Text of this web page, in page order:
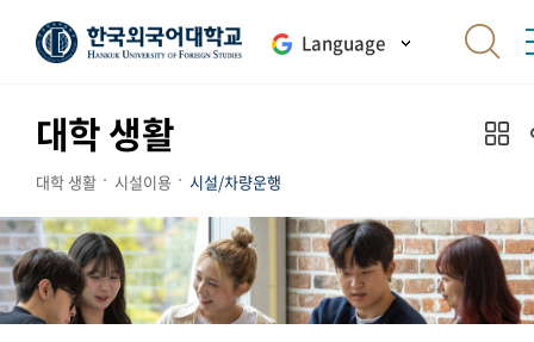
Language
대학 생활
대학 생활 시설이용 시설/차량운행